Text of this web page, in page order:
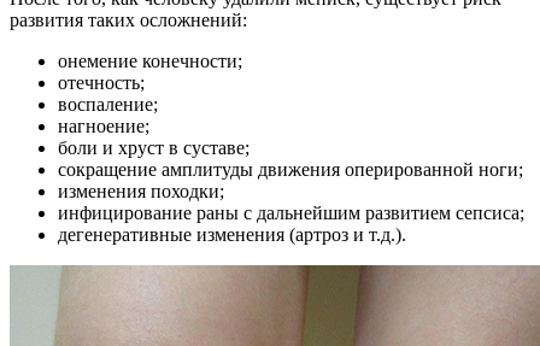
развития таких осложнений:
онемение конечности;
отечность;
воспаление;
нагноение;
боли и хруст в суставе;
сокращение амплитуды движения оперированной ноги;
изменения походки;
инфицирование раны с дальнейшим развитием сепсиса;
дегенеративные изменения (артроз и т.д.).